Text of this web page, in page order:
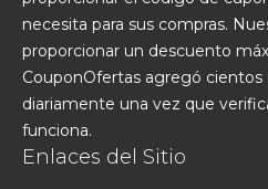
necesita para sus compras.
proporcionar un descuento
CouponOfertas agregó
diariamente una vez que
funciona.
Enlaces del Sitio